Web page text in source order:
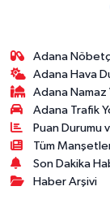
Adana
Adana Hava
Adana Namaz
Adana Trafik
Puan Durumu
Tüm
Son Dakika
Haber Arşivi